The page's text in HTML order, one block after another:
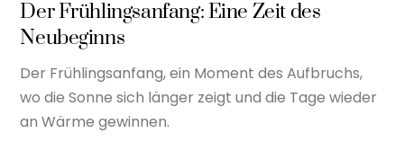
Der Frühlingsanfang: Eine Zeit des
Neubeginns
Der Frühlingsanfang, ein Moment des Aufbruchs,
wo die Sonne sich länger zeigt und die Tage wieder
an Wärme gewinnen.